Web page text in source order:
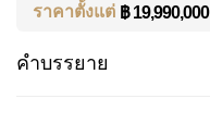
ราคาตั้งแต่ ฿ 19,990,000
คำบรรยาย